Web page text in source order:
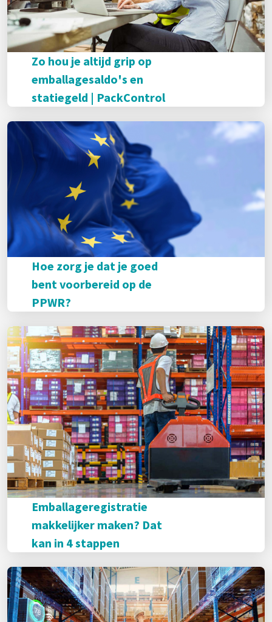
Zo hou je altijd grip op
emballagesaldo's en
statiegeld | PackControl
Hoe zorg je dat je goed
bent voorbereid op de
PPWR?
Emballageregistratie
makkelijker maken? Dat
kan in 4 stappen